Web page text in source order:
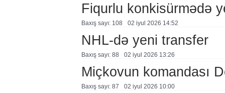
Fiqurlu konkisürmədə
Baxış sayı: 108 02 i̇yul 2026 14:52
NHL-də yeni transfer
Baxış sayı: 88 02 i̇yul 2026 13:26
Miçkovun komandası
Baxış sayı: 87 02 i̇yul 2026 10:00